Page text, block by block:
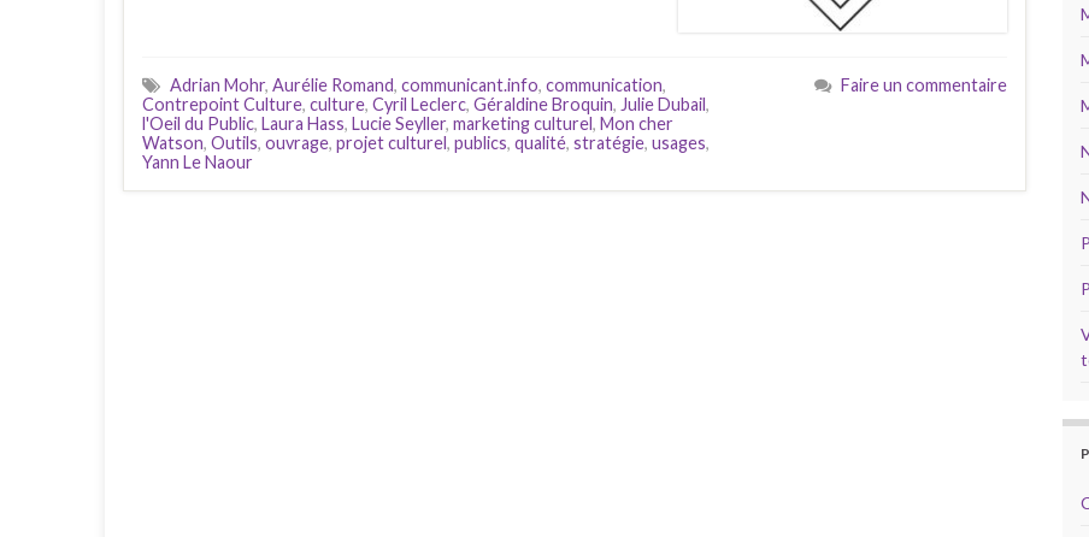
Adrian Mohr, Aurélie Romand, communicant.info, communication,
Contrepoint Culture, culture, Cyril Leclerc, Géraldine Broquin, Julie Dubail,
l'Oeil du Public, Laura Hass, Lucie Seyller, marketing culturel, Mon cher
Watson, Outils, ouvrage, projet culturel, publics, qualité, stratégie, usages,
Yann Le Naour
Faire un commentaire